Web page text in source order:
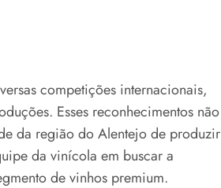
competições internacionais,
Esses reconhecimentos não
da região do Alentejo de produzir
da vinícola em buscar a
de vinhos premium.